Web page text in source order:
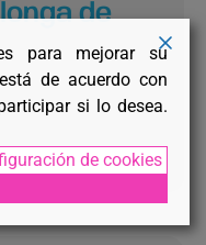
de
para mejorar su
de acuerdo con
si lo desea.
de cookies